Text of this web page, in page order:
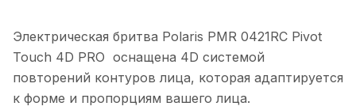
Электрическая бритва Polaris PMR 0421RC Pivot
Touch 4D PRO оснащена 4D системой
повторений контуров лица, которая адаптируется
к форме и пропорциям вашего лица.